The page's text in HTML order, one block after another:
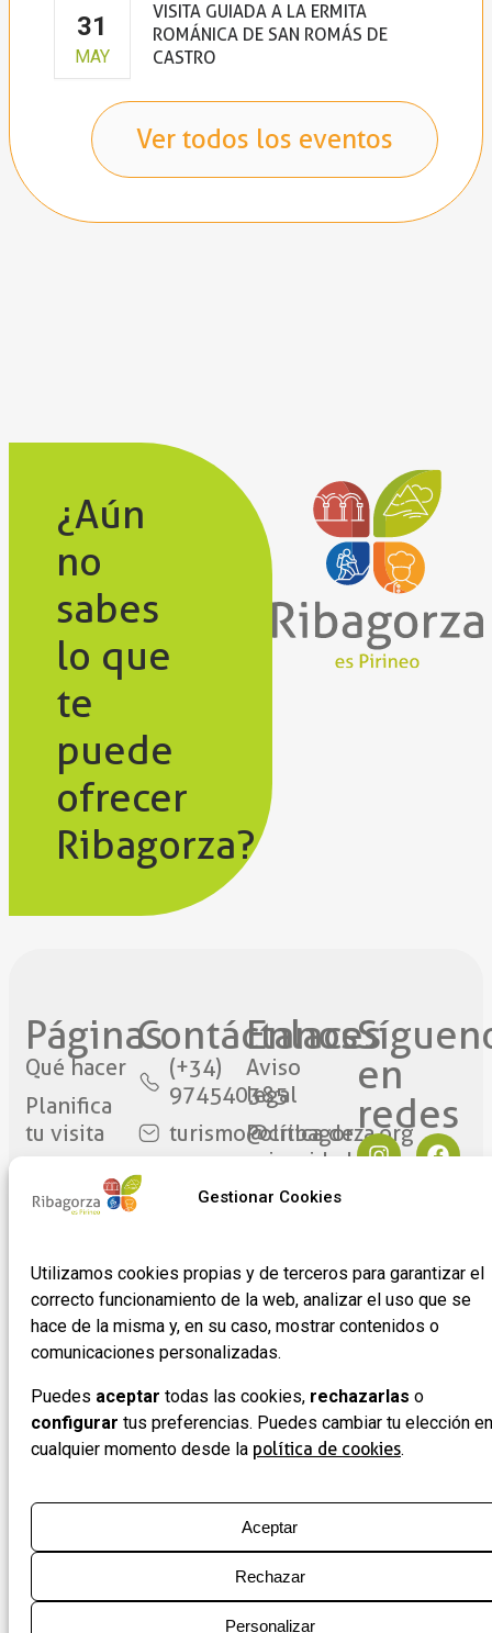
Gestionar Cookies
Utilizamos cookies propias y de terceros para garantizar el
correcto funcionamiento de la web, analizar el uso que se
hace de la misma y, en su caso, mostrar contenidos o
comunicaciones personalizadas.
Puedes aceptar todas las cookies, rechazarlas o
configurar tus preferencias. Puedes cambiar tu elección en
cualquier momento desde la política de cookies.
Aceptar
Rechazar
Personalizar
31
MAY
VISITA GUIADA A LA ERMITA
ROMÁNICA DE SAN ROMÁS DE
CASTRO
Ver todos los eventos
¿Aún
no
sabes
lo que
te
puede
ofrecer
Ribagorza?
Páginas
Qué hacer
Planifica
tu visita
eres tú
Contáctanos​
(+34)
974540385
turismo@cribagorza.org
Mayor
Graus
(Huesca)
Enlaces
Aviso
legal
Política de
privacidad
Política de
Formulario
de
adhesión
de
en
redes​